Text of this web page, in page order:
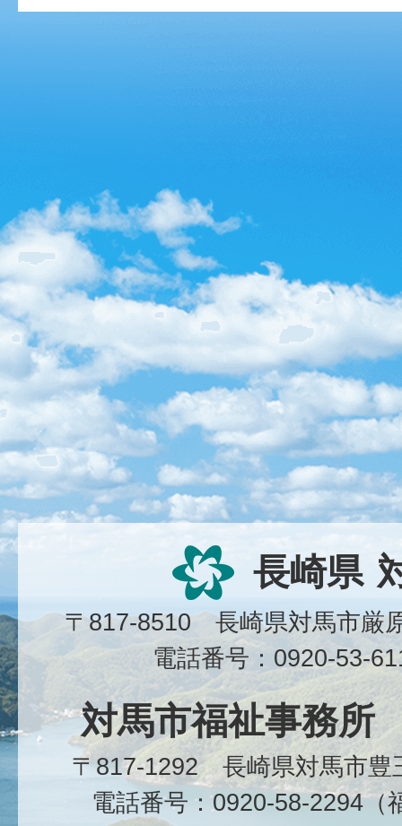
長崎県
〒817-8510 長崎県対馬市
電話番号：0920-53-
対馬市福祉事務所
〒817-1292 長崎県対馬市
電話番号：0920-58-2294（